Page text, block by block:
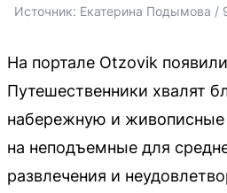
Источник: Екатерина Подымова /
На портале Otzovik
Путешественники хвалят
набережную и
на неподъемные для
развлечения и